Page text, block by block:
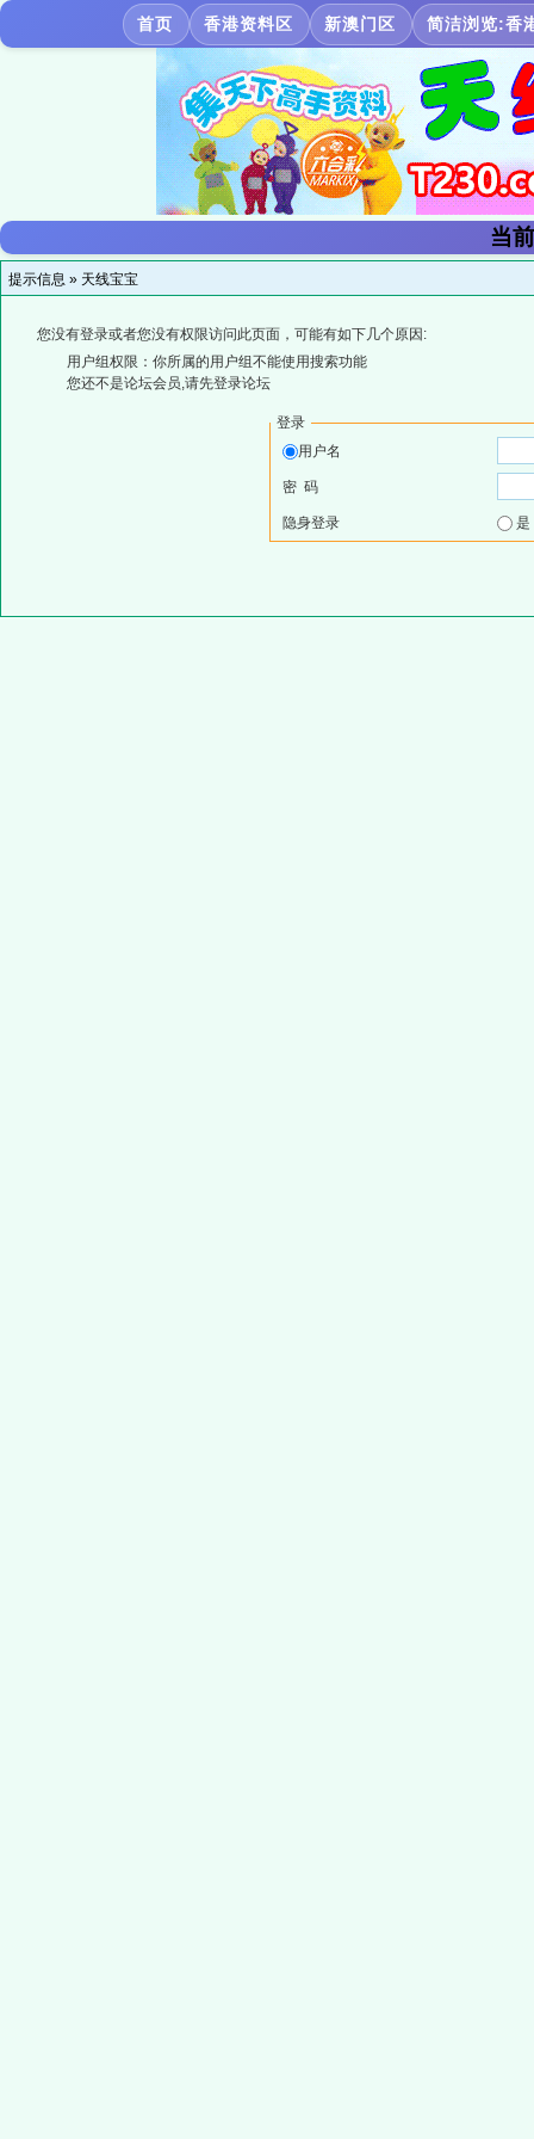
首页 香港资料区 新澳门区 简洁浏览:香
当
提示信息 » 天线宝宝
您没有登录或者您没有权限访问此页面，可能有如下几个原因:
用户组权限：你所属的用户组不能使用搜索功能
您还不是论坛会员,请先登录论坛
登录
用户名
密 码
隐身登录